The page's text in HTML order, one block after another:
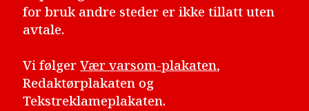
for bruk andre steder er ikke tillatt uten
avtale.
Vi følgerVær varsom-plakaten,
Redaktørplakaten og
Tekstreklameplakaten.